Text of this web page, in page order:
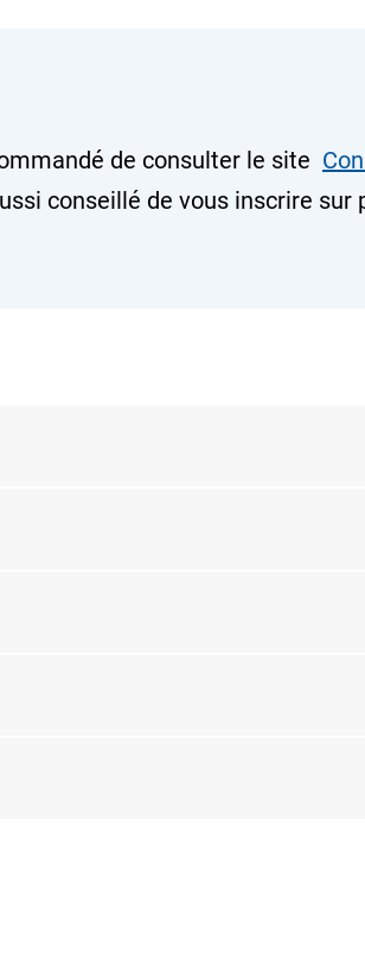
de consulter le site
conseillé de vous inscrire